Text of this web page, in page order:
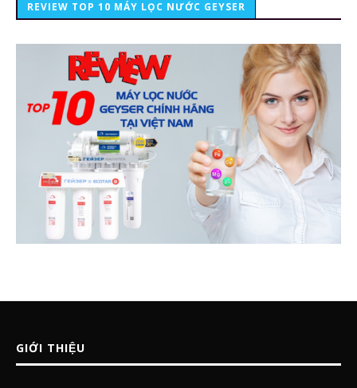
REVIEW TOP 10 MÁY LỌC NƯỚC GEYSER
GIỚI THIỆU